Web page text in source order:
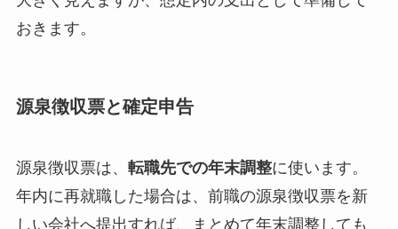
おきます。
源泉徴収票と確定申告
源泉徴収票は、 転職先での年末調整に使います。
年内に再就職した場合は、前職の源泉徴収票を新
しい会社へ提出すれば、まとめて年末調整しても